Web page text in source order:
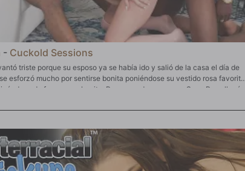
- Cuckold Sessions
triste porque su esposo ya se había ido y salió de la casa el día de
esforzó mucho por sentirse bonita poniéndose su vestido rosa favorito
de forma muy bonita. Pero cuando su esposo Sage Roux llegó a
sentada en el sofá y se arrodilló como un buen chico y le dijo que, por
de su cumpleaños y tenía algunas sorpresas para ella. ¿Quería las
ser dos pollas muy grandes con las que jugar para su deleite. Una vez
con esas pollas tanto como puede, aparece su adorador esposo con un
y velas. Después de apagarlas, los hombres sumergen sus pollas en el
bella esposa las lama a su antojo. Después de follársela